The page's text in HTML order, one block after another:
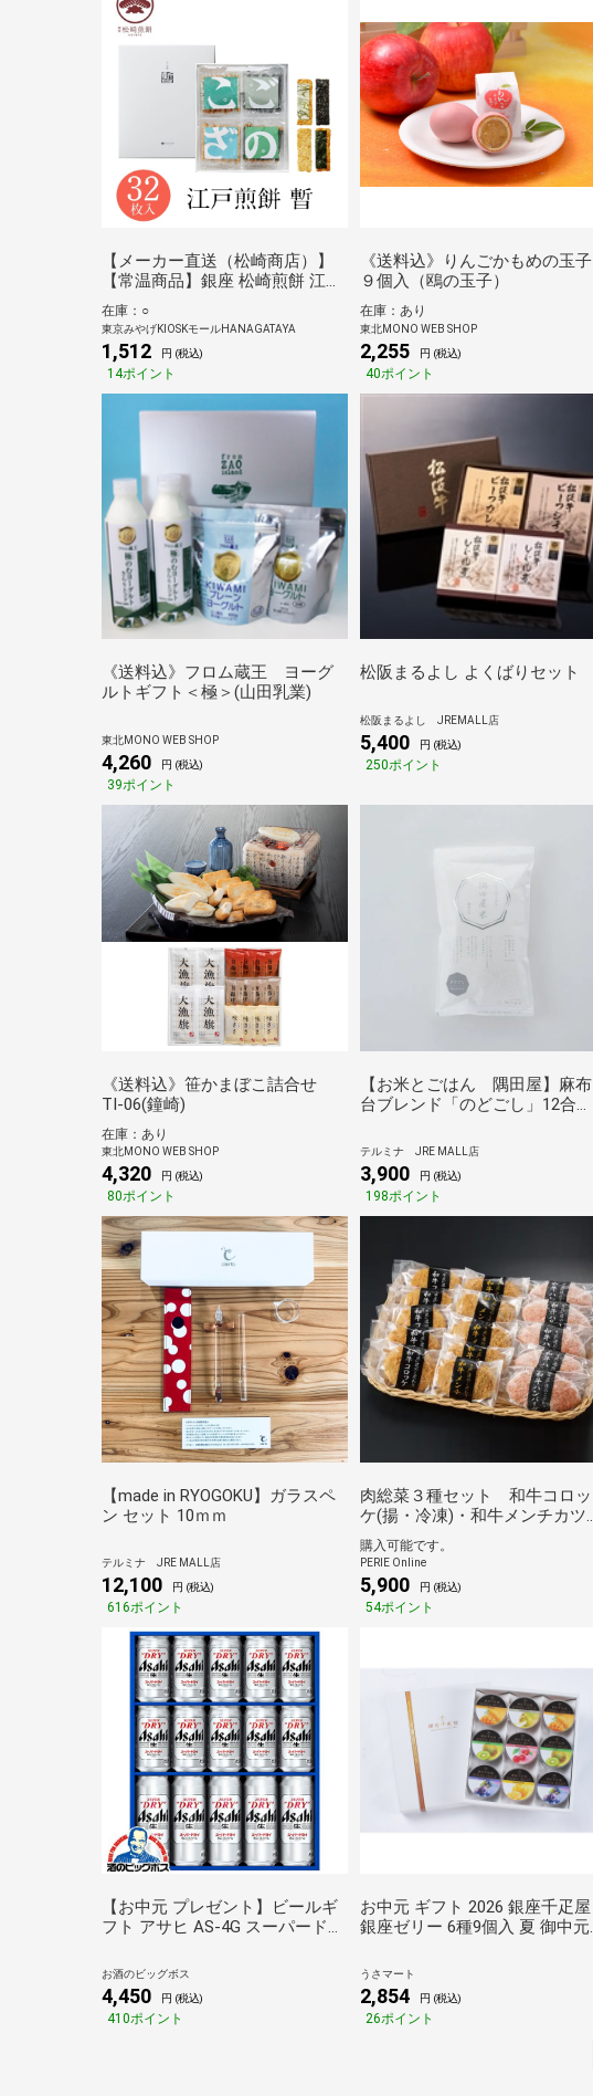
【メーカー直送（松崎商店）】
【常温商品】銀座 松崎煎餅 江戸
煎餅 暫 32枚入
在庫：○
東京みやげKIOSKモールHANAGATAYA
1,512 円 (税込)
14ポイント
《送料込》りんごかもめの玉子
９個入（鴎の玉子）
在庫：あり
東北MONO WEB SHOP
2,255 円 (税込)
40ポイント
《送料込》フロム蔵王 ヨーグ
ルトギフト＜極＞(山田乳業)
東北MONO WEB SHOP
4,260 円 (税込)
39ポイント
松阪まるよし よくばりセット
松阪まるよし JREMALL店
5,400 円 (税込)
250ポイント
《送料込》笹かまぼこ詰合せ
TI-06(鐘崎)
在庫：あり
東北MONO WEB SHOP
4,320 円 (税込)
80ポイント
【お米とごはん 隅田屋】麻布
台ブレンド「のどごし」12合
テルミナ JRE MALL店
3,900 円 (税込)
198ポイント
【made in RYOGOKU】ガラスペ
ン セット 10ｍｍ
テルミナ JRE MALL店
12,100 円 (税込)
616ポイント
肉総菜３種セット 和牛コロッ
ケ(揚・冷凍)・和牛メンチカツ
(揚・冷凍)・和牛ハンバーグ
(生・冷凍) 各5個【AKMH-5】
購入可能です。
PERIE Online
5,900 円 (税込)
54ポイント
【お中元 プレゼント】ビールギ
フト アサヒ AS-4G スーパードラ
料】詰め合わせ
お酒のビッグボス
4,450 円 (税込)
410ポイント
お中元 ギフト 2026 銀座千疋屋
銀座ゼリー 6種9個入 夏 御中元
うさマート
2,854 円 (税込)
26ポイント